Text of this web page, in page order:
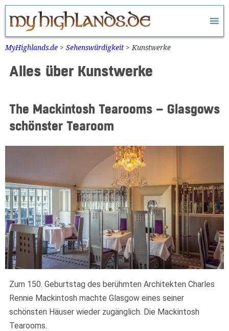
Zum
Inhalt
springen
MyHighlands.de > Sehenswürdigkeit >Kunstwerke
Alles über Kunstwerke
The Mackintosh Tearooms – Glasgows
schönster Tearoom
Zum 150. Geburtstag des berühmten Architekten Charles
Rennie Mackintosh machte Glasgow eines seiner
schönsten Häuser wieder zugänglich. Die Mackintosh
Tearooms.